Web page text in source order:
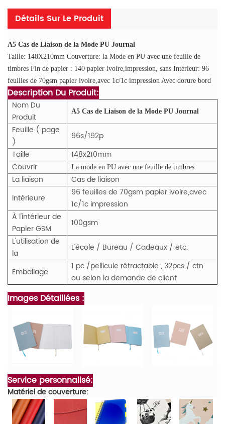
Détails Sur Le Produit
A5 Cas de Liaison de la Mode PU Journal
Taille: 148X210mm Couverture: la Mode en PU avec une feuille de
timbres Fin de papier : 140 papier ivoire,impression, sans Intérieur: 96
feuilles de 70gsm papier ivoire,avec 1c/1c impression Avec dorure bord
Description Du Produit:
Nom Du
Produit
A5 Cas de Liaison de la Mode PU Journal
Feuille ( page
)
96s/192p
Taille
148x210mm
Couvrir
La mode en PU avec une feuille de timbres
La liaison
Cas de liaison
Intérieure
96 feuilles de 70gsm papier ivoire,avec
1c/1c impression
À l'intérieur de
Papier GSM
100gsm
L'utilisation de
la
L'école / Bureau / Cadeaux / etc.
Emballage
1 pc /pellicule rétractable , 32pcs / ctn
ou selon la demande de client
Images Détaillées :
Service personnalisé:
Matériel de couverture: